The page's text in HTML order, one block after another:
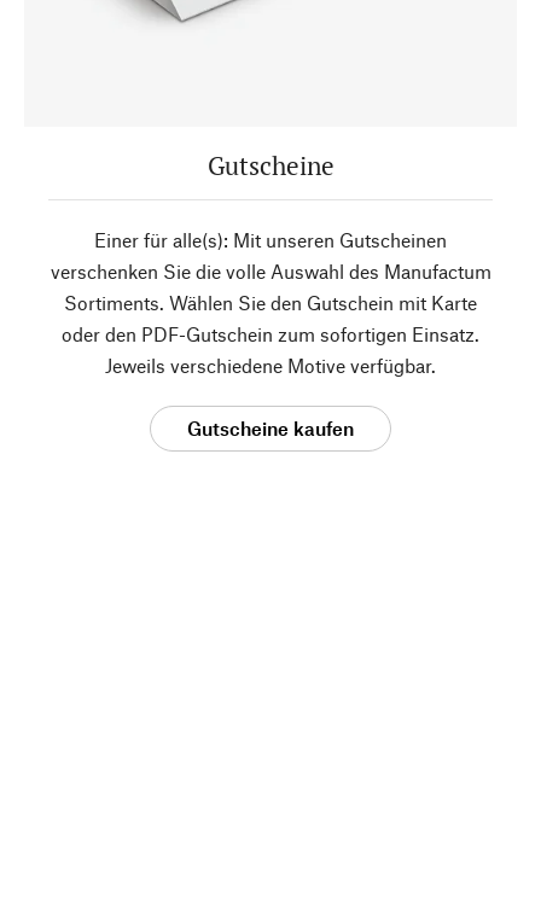
Gutscheine
Einer für alle(s): Mit unseren Gutscheinen
verschenken Sie die volle Auswahl des Manufactum
Sortiments. Wählen Sie den Gutschein mit Karte
oder den PDF-Gutschein zum sofortigen Einsatz.
Jeweils verschiedene Motive verfügbar.
Gutscheine kaufen